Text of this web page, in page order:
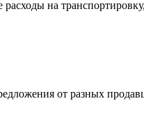
на
от разных